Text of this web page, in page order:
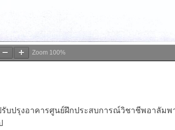
Zoom 100%
บปรุงอาคารศูนย์ฝึกประสบการณ์วิชาชีพอาลัมพ